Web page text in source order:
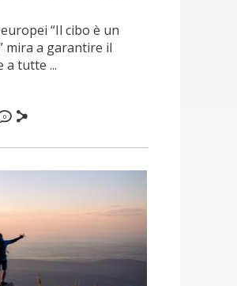
“Il cibo è un
mira a garantire il
a tutte ...
0